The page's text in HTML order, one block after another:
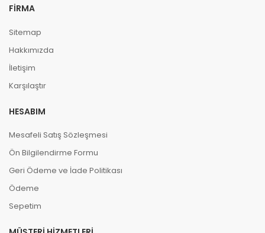
FIRMA
Sitemap
Hakkımızda
İletişim
Karşılaştır
HESABIM
Mesafeli Satış Sözleşmesi
Ön Bilgilendirme Formu
Geri Ödeme ve İade Politikası
Ödeme
Sepetim